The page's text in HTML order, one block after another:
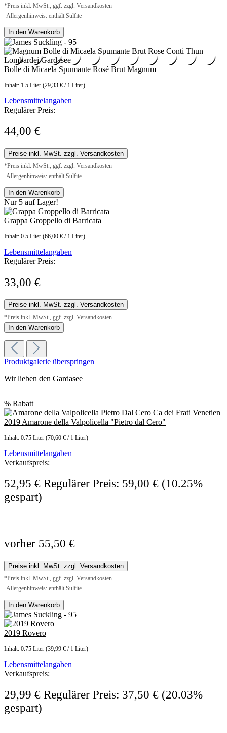
*Preis inkl. MwSt., ggf. zzgl. Versandkosten
Allergenhinweis: enthält Sulfite
In den Warenkorb
Bolle di Micaela Spumante Rosé Brut Magnum
Inhalt: 1.5 Liter (29,33 € / 1 Liter)
Lebensmittelangaben
Regulärer Preis:
44,00 €
Preise inkl. MwSt. zzgl. Versandkosten
*Preis inkl. MwSt., ggf. zzgl. Versandkosten
Allergenhinweis: enthält Sulfite
In den Warenkorb
Nur 5 auf Lager!
Grappa Groppello di Barricata
Inhalt: 0.5 Liter (66,00 € / 1 Liter)
Lebensmittelangaben
Regulärer Preis:
33,00 €
Preise inkl. MwSt. zzgl. Versandkosten
*Preis inkl. MwSt., ggf. zzgl. Versandkosten
In den Warenkorb
Produktgalerie überspringen
Wir lieben den Gardasee
% Rabatt
2019 Amarone della Valpolicella "Pietro dal Cero"
Inhalt: 0.75 Liter (70,60 € / 1 Liter)
Lebensmittelangaben
Verkaufspreis:
52,95 € Regulärer Preis: 59,00 € (10.25%
gespart)
vorher 55,50 €
Preise inkl. MwSt. zzgl. Versandkosten
*Preis inkl. MwSt., ggf. zzgl. Versandkosten
Allergenhinweis: enthält Sulfite
In den Warenkorb
2019 Rovero
Inhalt: 0.75 Liter (39,99 € / 1 Liter)
Lebensmittelangaben
Verkaufspreis:
29,99 € Regulärer Preis: 37,50 € (20.03%
gespart)